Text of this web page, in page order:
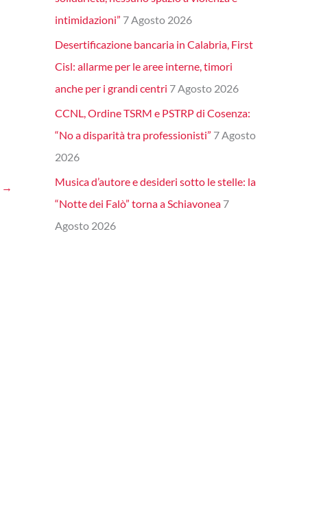
→
intimidazioni” 7 Agosto 2026
Desertificazione bancaria in Calabria, First
Cisl: allarme per le aree interne, timori
anche per i grandi centri 7 Agosto 2026
CCNL, Ordine TSRM e PSTRP di Cosenza:
“No a disparità tra professionisti” 7 Agosto
2026
Musica d’autore e desideri sotto le stelle: la
“Notte dei Falò” torna a Schiavonea 7
Agosto 2026